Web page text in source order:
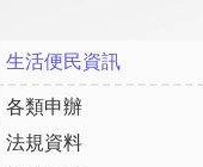
生活便民資訊
各類申辦
法規資料